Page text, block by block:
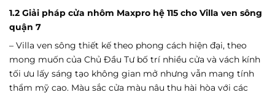
1.2 Giải pháp cửa nhôm Maxpro hệ 115 cho Villa ven sông
quận 7
– Villa ven sông thiết kế theo phong cách hiện đại, theo
mong muốn của Chủ Đầu Tư bố trí nhiều cửa và vách kính
tối ưu lấy sáng tạo không gian mở nhưng vẫn mang tính
thẩm mỹ cao. Màu sắc cửa màu nâu thu hài hòa với các